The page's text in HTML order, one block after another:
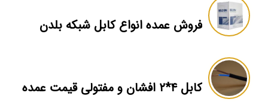
فروش عمده انواع کابل شبکه بلدن
کابل ۴*۲ افشان و مفتولی قیمت عمده